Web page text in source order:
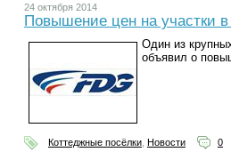
24 октября 2014
Повышение цен на участки в
Один из
объявил о
Коттеджные посёлки Новости 0